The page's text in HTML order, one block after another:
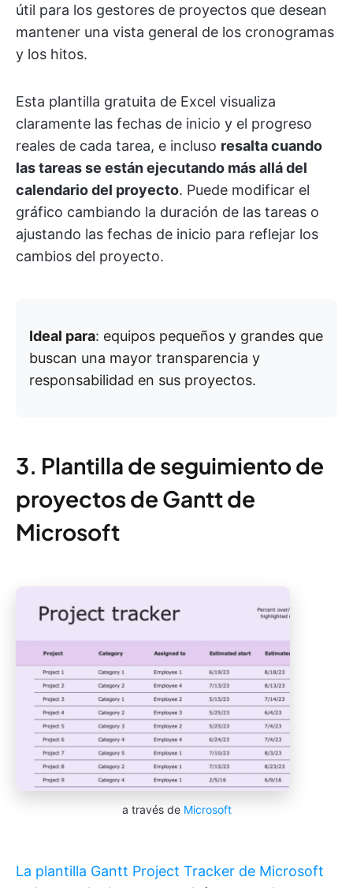
útil para los gestores de proyectos que desean
mantener una vista general de los cronogramas
y los hitos.
Esta plantilla gratuita de Excel visualiza
claramente las fechas de inicio y el progreso
reales de cada tarea, e incluso resalta cuando
las tareas se están ejecutando más allá del
calendario del proyecto. Puede modificar el
gráfico cambiando la duración de las tareas o
ajustando las fechas de inicio para reflejar los
cambios del proyecto.
Ideal para: equipos pequeños y grandes que
buscan una mayor transparencia y
responsabilidad en sus proyectos.
3. Plantilla de seguimiento de
proyectos de Gantt de
Microsoft
a través de Microsoft
La plantilla Gantt Project Tracker de Microsoft